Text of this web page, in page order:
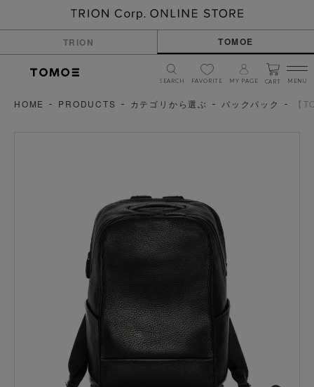
TRION TOMOE
SEARCH FAVORITE MY PAGE CART MENU
HOME PRODUCTS カテゴリから選ぶ バックパック 【